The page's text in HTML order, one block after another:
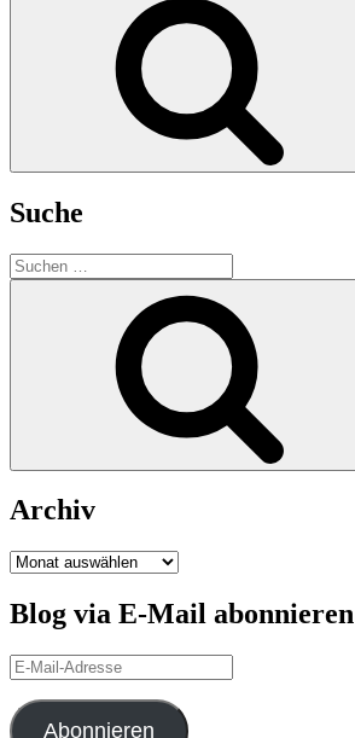
Suche
Suchen
nach:
Archiv
Archiv
Blog via E-Mail abonnieren
E-
Mail-
Adresse
Abonnieren